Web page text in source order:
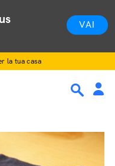
VAI
la tua casa